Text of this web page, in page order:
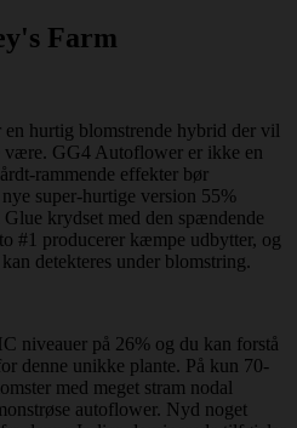
Farm
hurtig blomstrende hybrid der vil
være. GG4 Autoflower er ikke en
rammende effekter bør
super-hurtige version 55%
krydset med den spændende
#1 producerer kæmpe udbytter, og
detekteres under blomstring.
niveauer på 26% og du kan forstå
denne unikke plante. På kun 70-
med meget stram nodal
autoflower. Nyd noget